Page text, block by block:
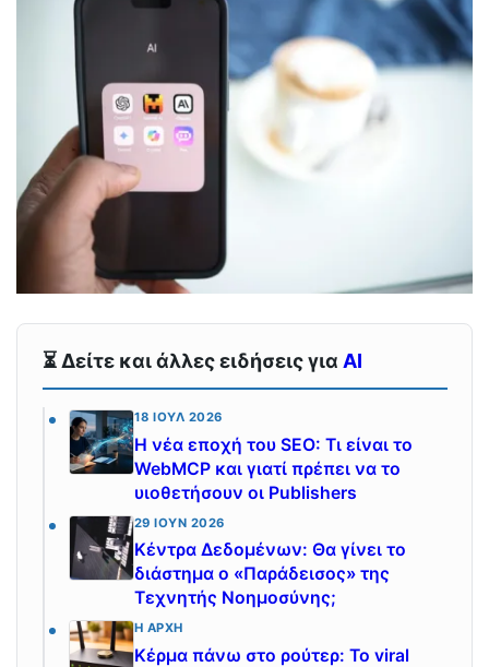
⏳ Δείτε και άλλες ειδήσεις για AI
18 ΙΟΎΛ 2026
Η νέα εποχή του SEO: Τι είναι το
WebMCP και γιατί πρέπει να το
υιοθετήσουν οι Publishers
29 ΙΟΎΝ 2026
Κέντρα Δεδομένων: Θα γίνει το
διάστημα ο «Παράδεισος» της
Τεχνητής Νοημοσύνης;
Η ΑΡΧΉ
Κέρμα πάνω στο ρούτερ: Το viral